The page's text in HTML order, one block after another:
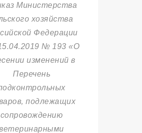
Министерства
хозяйства
Федерации
№ 193 «О
изменений в
Перечень
подлежащих
сопровождению